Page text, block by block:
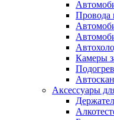
Провода
Камеры
Аксессуары